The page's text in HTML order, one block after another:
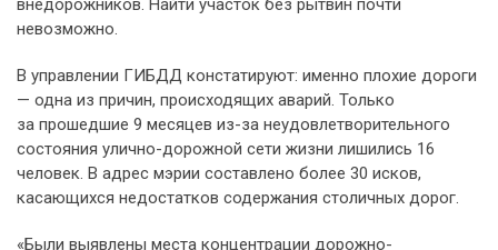
внедорожников. Найти участок без рытвин почти
невозможно.
В управлении ГИБДД констатируют: именно плохие дороги
— одна из причин, происходящих аварий. Только
за прошедшие 9 месяцев из-за неудовлетворительного
состояния улично-дорожной сети жизни лишились 16
человек. В адрес мэрии составлено более 30 исков,
касающихся недостатков содержания столичных дорог.
«Были выявлены места концентрации дорожно-